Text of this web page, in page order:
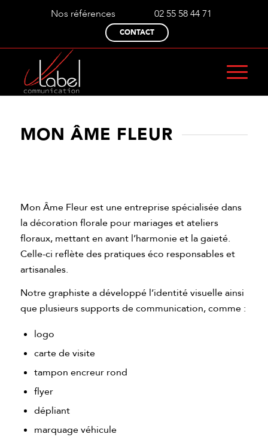
Nos références 02 55 58 44 71
CONTACT
MON ÂME FLEUR
Mon Âme Fleur est une entreprise spécialisée dans
la décoration florale pour mariages et ateliers
floraux, mettant en avant l’harmonie et la gaieté.
Celle-ci reflète des pratiques éco responsables et
artisanales.
Notre graphiste a développé l’identité visuelle ainsi
que plusieurs supports de communication, comme :
logo
carte de visite
tampon encreur rond
flyer
dépliant
marquage véhicule